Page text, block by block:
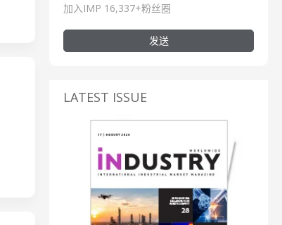
加入IMP 16,337+粉丝圈
发送
LATEST ISSUE